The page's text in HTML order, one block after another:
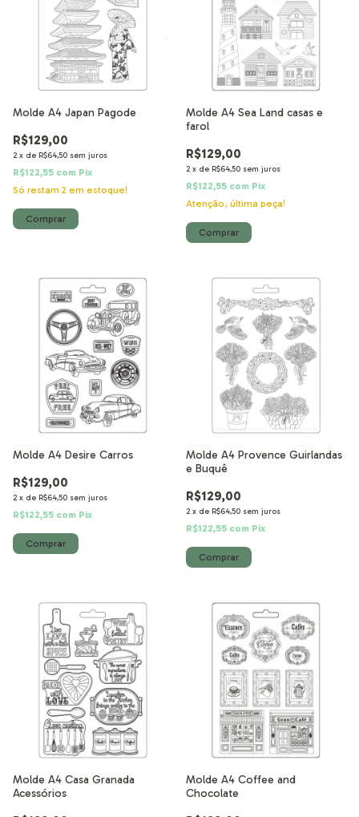
Molde A4 Japan Pagode
R$129,00
2 x de R$64,50 sem juros
R$122,55 com Pix
Só restam 2 em estoque!
Molde A4 Sea Land casas e
farol
R$129,00
2 x de R$64,50 sem juros
R$122,55 com Pix
Atenção, última peça!
Molde A4 Desire Carros
R$129,00
2 x de R$64,50 sem juros
R$122,55 com Pix
Molde A4 Provence Guirlandas
e Buquê
R$129,00
2 x de R$64,50 sem juros
R$122,55 com Pix
Molde A4 Casa Granada
Acessórios
Molde A4 Coffee and
Chocolate